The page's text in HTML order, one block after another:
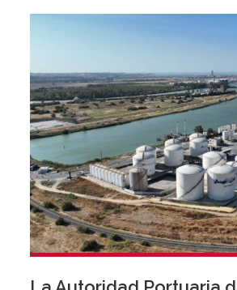
Unicaja a empresas, pymes y